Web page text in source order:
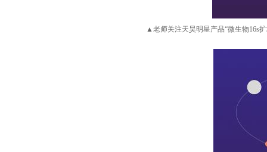
▲老师关注天昊明星产品“微生物16s